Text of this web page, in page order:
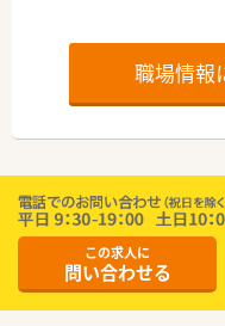
職場情報
この求人に
問い合わせる